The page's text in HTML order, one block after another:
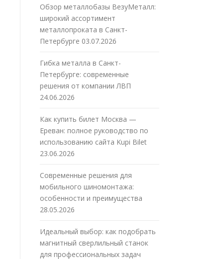
Обзор металлобазы ВезуМеталл:
широкий ассортимент
металлопроката в Санкт-
Петербурге 03.07.2026
Гибка металла в Санкт-
Петербурге: современные
решения от компании ЛВП
24.06.2026
Как купить билет Москва —
Ереван: полное руководство по
использованию сайта Kupi Bilet
23.06.2026
Современные решения для
мобильного шиномонтажа:
особенности и преимущества
28.05.2026
Идеальный выбор: как подобрать
магнитный сверлильный станок
для профессиональных задач